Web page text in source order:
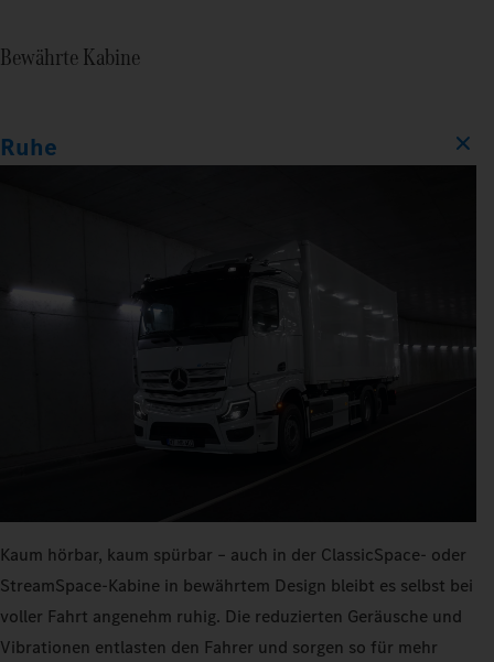
Bewährte Kabine
Ruhe
Kaum hörbar, kaum spürbar – auch in der ClassicSpace- oder
StreamSpace-Kabine in bewährtem Design bleibt es selbst bei
voller Fahrt angenehm ruhig. Die reduzierten Geräusche und
Vibrationen entlasten den Fahrer und sorgen so für mehr